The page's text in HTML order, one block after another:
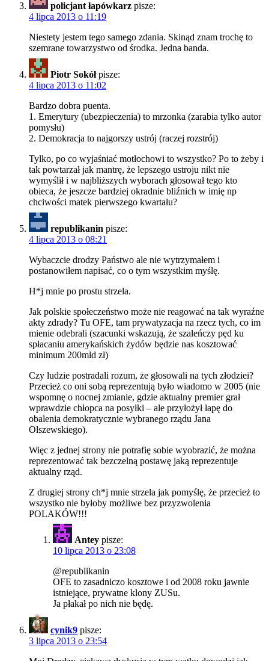
policjant łapówkarz pisze:
4 lipca 2013 o 11:19
Niestety jestem tego samego zdania. Skinąd znam trochę to
szemrane towarzystwo od środka. Jedna banda.
Piotr Sokół pisze:
4 lipca 2013 o 11:02
Bardzo dobra puenta.
1. Emerytury (ubezpieczenia) to mrzonka (zarabia tylko autor
pomysłu)
2. Demokracja to najgorszy ustrój (raczej rozstrój)
Tylko, po co wyjaśniać motłochowi to wszystko? Po to żeby i
tak powtarzał jak mantrę, że lepszego ustroju nikt nie
wymyślił i w najbliższych wyborach głosował tego kto
obieca, że jeszcze bardziej okradnie bliźnich w imię np
chciwości matek pierwszego kwartału?
republikanin pisze:
4 lipca 2013 o 08:21
Wybaczcie drodzy Państwo ale nie wytrzymałem i
postanowiłem napisać, co o tym wszystkim myślę.
H*j mnie po prostu strzela.
Jak polskie społeczeństwo może nie reagować na tak wyraźne
akty zdrady? Tu OFE, tam prywatyzacja na rzecz tych, co im
mienie odebrali (szacunki wskazują, że szaleńczy pęd ku
spłacaniu amerykańskich żydów będzie nas kosztować
minimum 200mld zł)
Czy ludzie postradali rozum, że głosowali na tych złodziei?
Przecież co oni sobą reprezentują było wiadomo w 2005 (nie
wspomnę o nocnej zmianie, gdzie aktualny premier grał
wprawdzie chłopca na posyłki – ale przyłożył łapę do
obalenia demokratycznie wybranego rządu Jana
Olszewskiego).
Więc z jednej strony nie potrafię sobie wyobrazić, że można
reprezentować tak bezczelną postawę jaką reprezentuje
aktualny rząd.
Z drugiej strony ch*j mnie strzela jak pomyślę, że przecież to
wszystko nie byłoby możliwe bez przyzwolenia
POLAKÓW!!!
Antey pisze:
10 lipca 2013 o 23:08
@republikanin
OFE to zasadniczo kosztowe i od 2008 roku jawnie
istniejące, prywatne klony ZUSu.
Ja płakał po nich nie będę.
cynik9 pisze:
3 lipca 2013 o 23:54